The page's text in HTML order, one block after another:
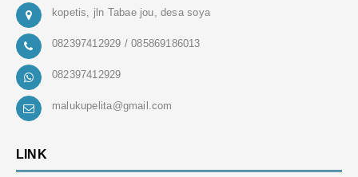
kopetis, jln Tabae jou, desa soya
082397412929 / 085869186013
082397412929
malukupelita@gmail.com
LINK